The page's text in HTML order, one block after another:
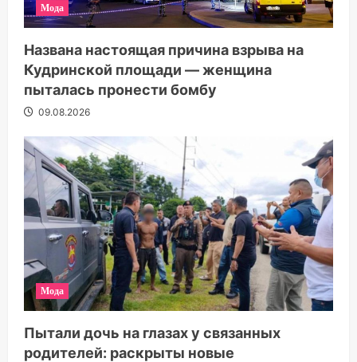
Мода
Названа настоящая причина взрыва на
Кудринской площади — женщина
пыталась пронести бомбу
09.08.2026
Мода
Пытали дочь на глазах у связанных
родителей: раскрыты новые